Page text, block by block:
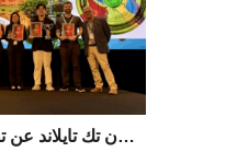
فازت مجموعة باوفينغ بجائزتين رئيسيتين في معرض آسيا كان تك تايلاند عن تصميمها "كولور سبلاش إند".